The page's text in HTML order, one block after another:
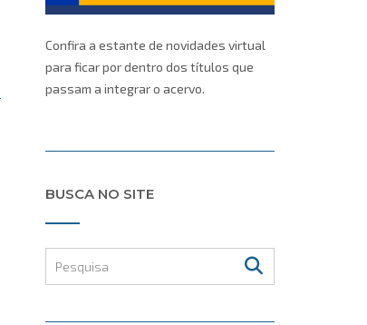
Confira a estante de novidades virtual
para ficar por dentro dos títulos que
passam a integrar o acervo.
BUSCA NO SITE